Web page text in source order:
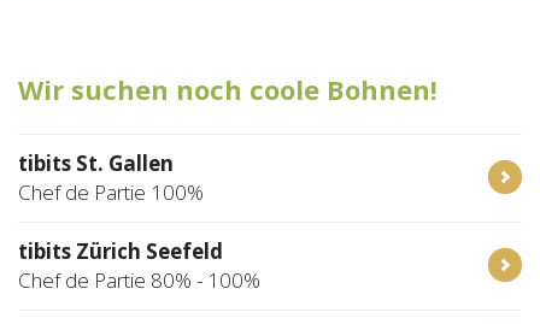
Login
Wir suchen noch coole Bohnen!
tibits St. Gallen
Chef de Partie 100%
tibits Zürich Seefeld
Chef de Partie 80% - 100%